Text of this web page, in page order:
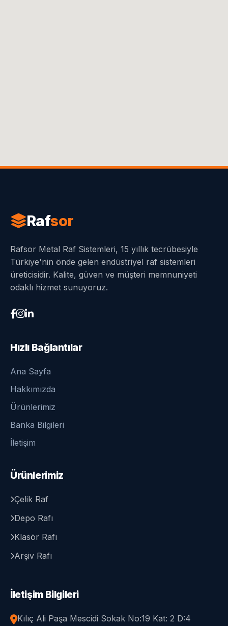
Rafsor
Rafsor Metal Raf Sistemleri, 15 yıllık tecrübesiyle
Türkiye'nin önde gelen endüstriyel raf sistemleri
üreticisidir. Kalite, güven ve müşteri memnuniyeti
odaklı hizmet sunuyoruz.
Hızlı Bağlantılar
Ana Sayfa
Hakkımızda
Ürünlerimiz
Banka Bilgileri
İletişim
Ürünlerimiz
Çelik Raf
Depo Rafı
Klasör Rafı
Arşiv Rafı
İletişim Bilgileri
Kılıç Ali Paşa Mescidi Sokak No:19 Kat: 2 D:4